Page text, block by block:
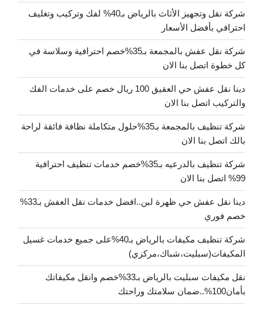
شركة نقل وتجهيز الأثاث بالرياض بـ40% لفك وتركيب وتغليف
احترافي بأفضل الأسعار
شركة نقل عفش بالمجمعة بـ35%خصم احترافية وسلاسة في
كل خطوة اتصل بنا الان
دينا نقل عفش حي العقيق 100 ريال خصم على خدمات الفك
والتركيب اتصل بنا الان
شركة تنظيف بالمجمعة بـ35%حلول متكاملة نظافة فائقة لراحة
بالك اتصل بنا الان
شركة تنظيف بالدرعيه بـ35%خصم خدمات تنظيف احترافية
99% اتصل بنا الان
دينا نقل عفش حي ظهرة لبن..افضل خدمات نقل العفش بـ33%
خصم فوري
شركة تنظيف مكيفات بالرياض بـ40%على جميع خدمات غسيل
المكيفات(سبليت،شباك،مركزي)
نقل مكيفات سبليت بالرياض بـ33%خصم وانقل مكيفاتك
بأمان100%..ضمان سلامتك وراحتك